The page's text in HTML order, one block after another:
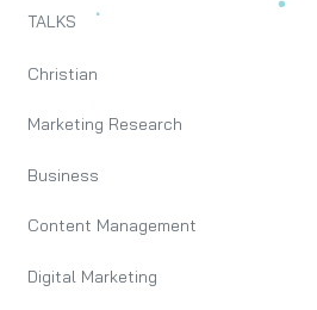
TALKS
Christian
Marketing Research
Business
Content Management
Digital Marketing